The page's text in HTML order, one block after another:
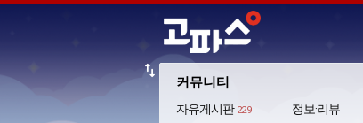
커뮤니티
자유게시판 229
정보·리뷰
import_export